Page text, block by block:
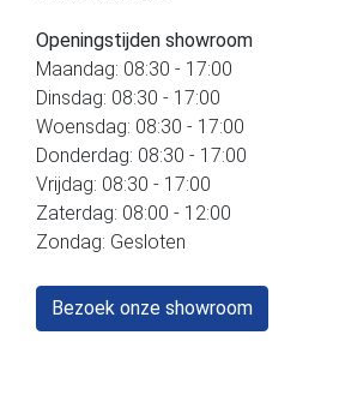
Openingstijden showroom
Maandag: 08:30 - 17:00
Dinsdag: 08:30 - 17:00
Woensdag: 08:30 - 17:00
Donderdag: 08:30 - 17:00
Vrijdag: 08:30 - 17:00
Zaterdag: 08:00 - 12:00
Zondag: Gesloten
Bezoek onze showroom